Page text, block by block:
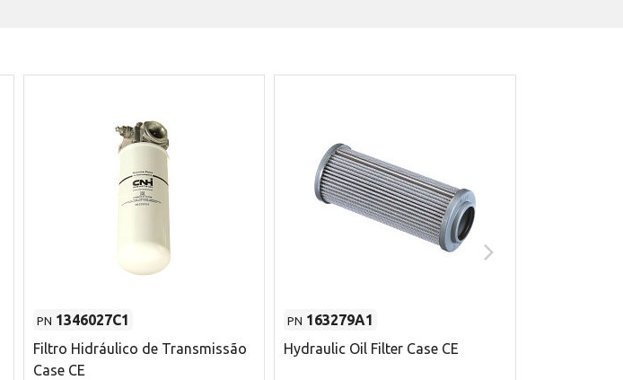
PN 1346027C1
Filtro Hidráulico de Transmissão
Case CE
PN 163279A1
Hydraulic Oil Filter Case CE